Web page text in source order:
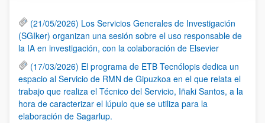
(21/05/2026) Los Servicios Generales de Investigación
(SGIker) organizan una sesión sobre el uso responsable de
la IA en investigación, con la colaboración de Elsevier
(17/03/2026) El programa de ETB Tecnólopis dedica un
espacio al Servicio de RMN de Gipuzkoa en el que relata el
trabajo que realiza el Técnico del Servicio, Iñaki Santos, a la
hora de caracterizar el lúpulo que se utiliza para la
elaboración de Sagarlup.